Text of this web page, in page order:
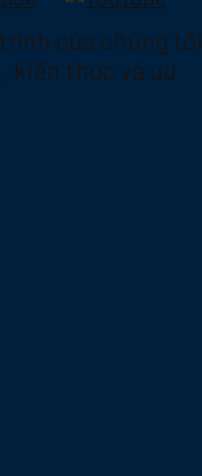
của chúng tôi
kiến thức và ưu